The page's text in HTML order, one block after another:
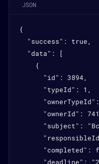
JSON
{
  "success": true,
  "data": [
    {
      "id": 3894,
      "typeId": 1,
"ownerId":
"subject":
"completed":
"deadline":